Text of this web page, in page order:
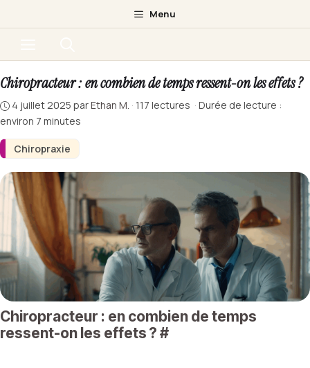
au
Menu
Chiropraxie
Chiropracteur : en combien de temps ressent-on les effets ?
4 juillet 2025 parEthan M. · 117 lectures · Durée de lecture :
environ 7 minutes
Chiropracteur : en combien de temps
ressent-on les effets ? #